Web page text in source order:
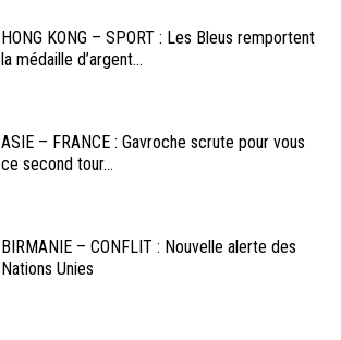
HONG KONG – SPORT : Les Bleus remportent
la médaille d’argent...
ASIE – FRANCE : Gavroche scrute pour vous
ce second tour...
BIRMANIE – CONFLIT : Nouvelle alerte des
Nations Unies